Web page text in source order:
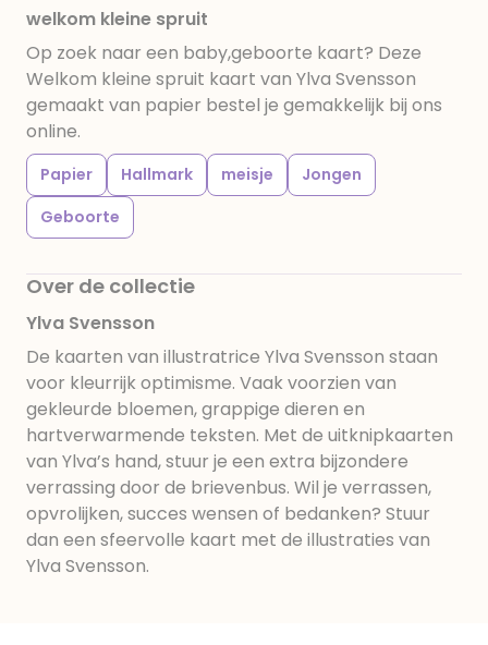
welkom kleine spruit
Op zoek naar een baby,geboorte kaart? Deze
Welkom kleine spruit kaart van Ylva Svensson
gemaakt van papier bestel je gemakkelijk bij ons
online.
Papier Hallmark meisje
Jongen
Geboorte
Over de collectie
Ylva Svensson
De kaarten van illustratrice Ylva Svensson staan
voor kleurrijk optimisme. Vaak voorzien van
gekleurde bloemen, grappige dieren en
hartverwarmende teksten. Met de uitknipkaarten
van Ylva’s hand, stuur je een extra bijzondere
verrassing door de brievenbus. Wil je verrassen,
opvrolijken, succes wensen of bedanken? Stuur
dan een sfeervolle kaart met de illustraties van
Ylva Svensson.